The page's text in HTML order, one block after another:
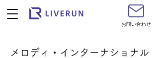
お問い合わせ
メロディ・インターナショナル